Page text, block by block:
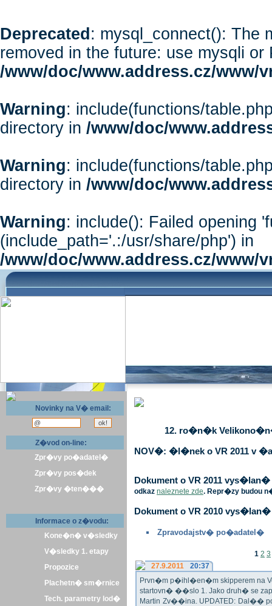
Deprecated : mysql_connect(): The
removed in the future: use mysqli or
/www/doc/www.address.cz/www/
Warning: include(functions/
directory in /www/doc/
Warning: include(functions/
directory in /www/doc/
Warning: include(): Failed opening
(include_path='.:/usr/share/php') in
/www/doc/www.address.cz/www/
Novinky na V� email:
Z�vod on-line:
Zpr�vy po�adatel�
Zpr�vy pos�dek
Zpr�vy �ten���
Informace o z�vodu:
Kone�n� v�sledky
V�sledky 1. etapy
Propozice
Plachetn� sm�rnice
Tech. parametry lod�
12. ro�n�k
NOV�: �l�nek o VR 2011 v
Dokument o VR 2011
odkaz naleznete zde. Repr�zy budou
Dokument o VR 2010
Zpravodajstv� po�adatel�
1 2 3
27.9.2011
20:37
Prvn�m p�ihl�en�m skipperem na
startovn� ��slo 1. Jako druh� se
Martin Zv��ina. UPDATED: Dal��